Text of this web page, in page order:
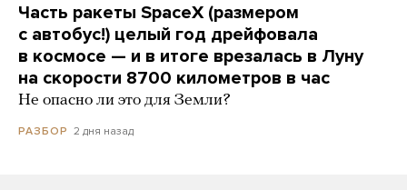
Часть ракеты SpaceX (размером
с автобус!) целый год дрейфовала
в космосе — и в итоге врезалась в Луну
на скорости 8700 километров в час
Не опасно ли это для Земли?
РАЗБОР 2 дня назад